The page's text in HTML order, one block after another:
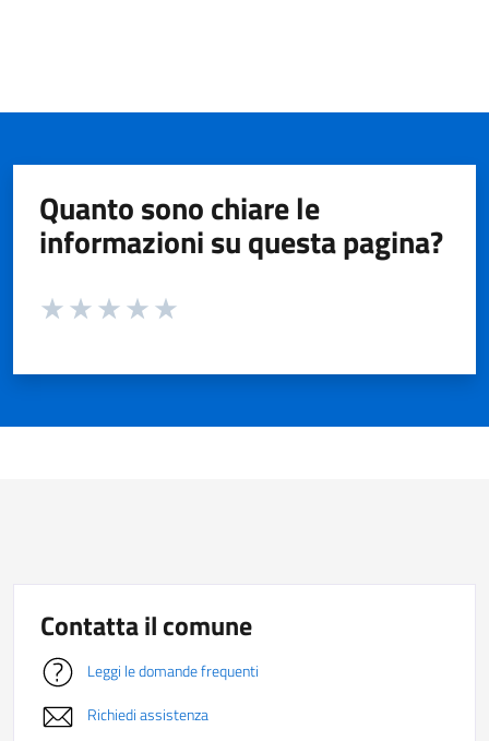
Quanto sono chiare le
informazioni su questa pagina?
Valuta da 1 a 5 stelle la pagina
Contatta il comune
Leggi le domande frequenti
Richiedi assistenza